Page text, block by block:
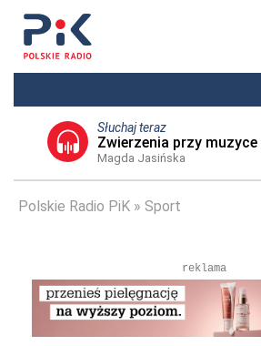
Słuchaj teraz
Zwierzenia przy muzyce
Magda Jasińska
Polskie Radio PiK Sport
reklama